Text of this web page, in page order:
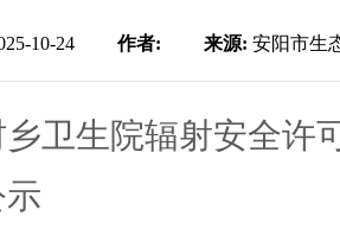
10-24 作者: 来源: 安阳市生
卫生院辐射安全许